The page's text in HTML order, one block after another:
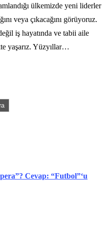
ülkemizde yeni liderler
veya çıkacağını görüyoruz.
iş hayatında ve tabii aile
yaşarız. Yüzyıllar…
Cevap: “Futbol”‘u